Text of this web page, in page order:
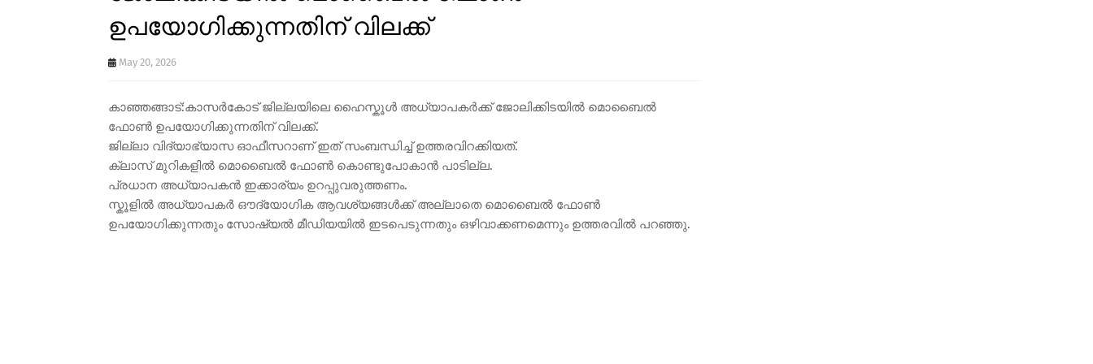
ഉപയോഗിക്കുന്നതിന് വിലക്ക്
May 20, 2026
കാഞ്ഞങ്ങാട്:കാസർകോട് ജില്ലയിലെ ഹൈസ്കൂൾ അധ്യാപകർക്ക് ജോലിക്കിടയിൽ മൊബൈൽ
ഫോൺ ഉപയോഗിക്കുന്നതിന് വിലക്ക്.
ജില്ലാ വിദ്യാഭ്യാസ ഓഫീസറാണ് ഇത് സംബന്ധിച്ച് ഉത്തരവിറക്കിയത്.
ക്ലാസ് മുറികളിൽ മൊബൈൽ ഫോൺ കൊണ്ടുപോകാൻ പാടില്ല.
പ്രധാന അധ്യാപകൻ ഇക്കാര്യം ഉറപ്പുവരുത്തണം.
സ്കൂളിൽ അധ്യാപകർ ഔദ്യോഗിക ആവശ്യങ്ങൾക്ക് അല്ലാതെ മൊബൈൽ ഫോൺ
ഉപയോഗിക്കുന്നതും സോഷ്യൽ മീഡിയയിൽ ഇടപെടുന്നതും ഒഴിവാക്കണമെന്നും ഉത്തരവിൽ പറഞ്ഞു.